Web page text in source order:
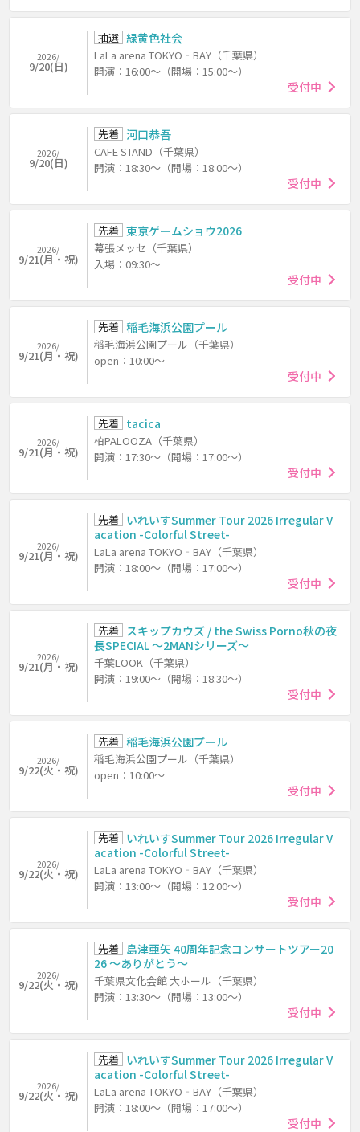
2026/
9/20(日)
抽選 緑黄色社会
LaLa arena TOKYO‐BAY（千葉県）
開演：16:00～（開場：15:00～）
受付中
2026/
9/20(日)
先着 河口恭吾
CAFE STAND（千葉県）
開演：18:30～（開場：18:00～）
受付中
2026/
9/21(月・祝)
先着 東京ゲームショウ2026
幕張メッセ（千葉県）
入場：09:30～
受付中
2026/
9/21(月・祝)
先着 稲毛海浜公園プール
稲毛海浜公園プール（千葉県）
open：10:00～
受付中
2026/
9/21(月・祝)
先着 tacica
柏PALOOZA（千葉県）
開演：17:30～（開場：17:00～）
受付中
2026/
9/21(月・祝)
先着 いれいすSummer Tour 2026 Irregular V
acation -Colorful Street-
LaLa arena TOKYO‐BAY（千葉県）
開演：18:00～（開場：17:00～）
受付中
2026/
9/21(月・祝)
先着 スキップカウズ / the Swiss Porno秋の夜
長SPECIAL ～2MANシリーズ～
千葉LOOK（千葉県）
開演：19:00～（開場：18:30～）
受付中
2026/
9/22(火・祝)
先着 稲毛海浜公園プール
稲毛海浜公園プール（千葉県）
open：10:00～
受付中
2026/
9/22(火・祝)
先着 いれいすSummer Tour 2026 Irregular V
acation -Colorful Street-
LaLa arena TOKYO‐BAY（千葉県）
開演：13:00～（開場：12:00～）
受付中
2026/
9/22(火・祝)
先着 島津亜矢 40周年記念コンサートツアー20
26 ～ありがとう～
千葉県文化会館 大ホール（千葉県）
開演：13:30～（開場：13:00～）
受付中
2026/
9/22(火・祝)
先着 いれいすSummer Tour 2026 Irregular V
acation -Colorful Street-
LaLa arena TOKYO‐BAY（千葉県）
開演：18:00～（開場：17:00～）
受付中